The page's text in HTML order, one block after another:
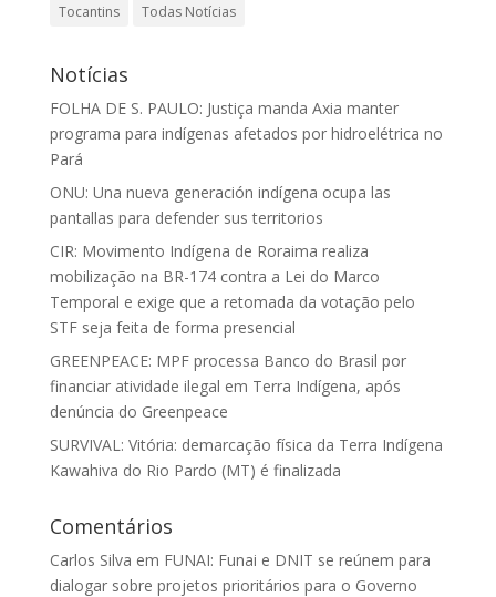
Tocantins
Todas Notícias
Notícias
FOLHA DE S. PAULO: Justiça manda Axia manter
programa para indígenas afetados por hidroelétrica no
Pará
ONU: Una nueva generación indígena ocupa las
pantallas para defender sus territorios
CIR: Movimento Indígena de Roraima realiza
mobilização na BR-174 contra a Lei do Marco
Temporal e exige que a retomada da votação pelo
STF seja feita de forma presencial
GREENPEACE: MPF processa Banco do Brasil por
financiar atividade ilegal em Terra Indígena, após
denúncia do Greenpeace
SURVIVAL: Vitória: demarcação física da Terra Indígena
Kawahiva do Rio Pardo (MT) é finalizada
Comentários
Carlos Silva em FUNAI: Funai e DNIT se reúnem para
dialogar sobre projetos prioritários para o Governo